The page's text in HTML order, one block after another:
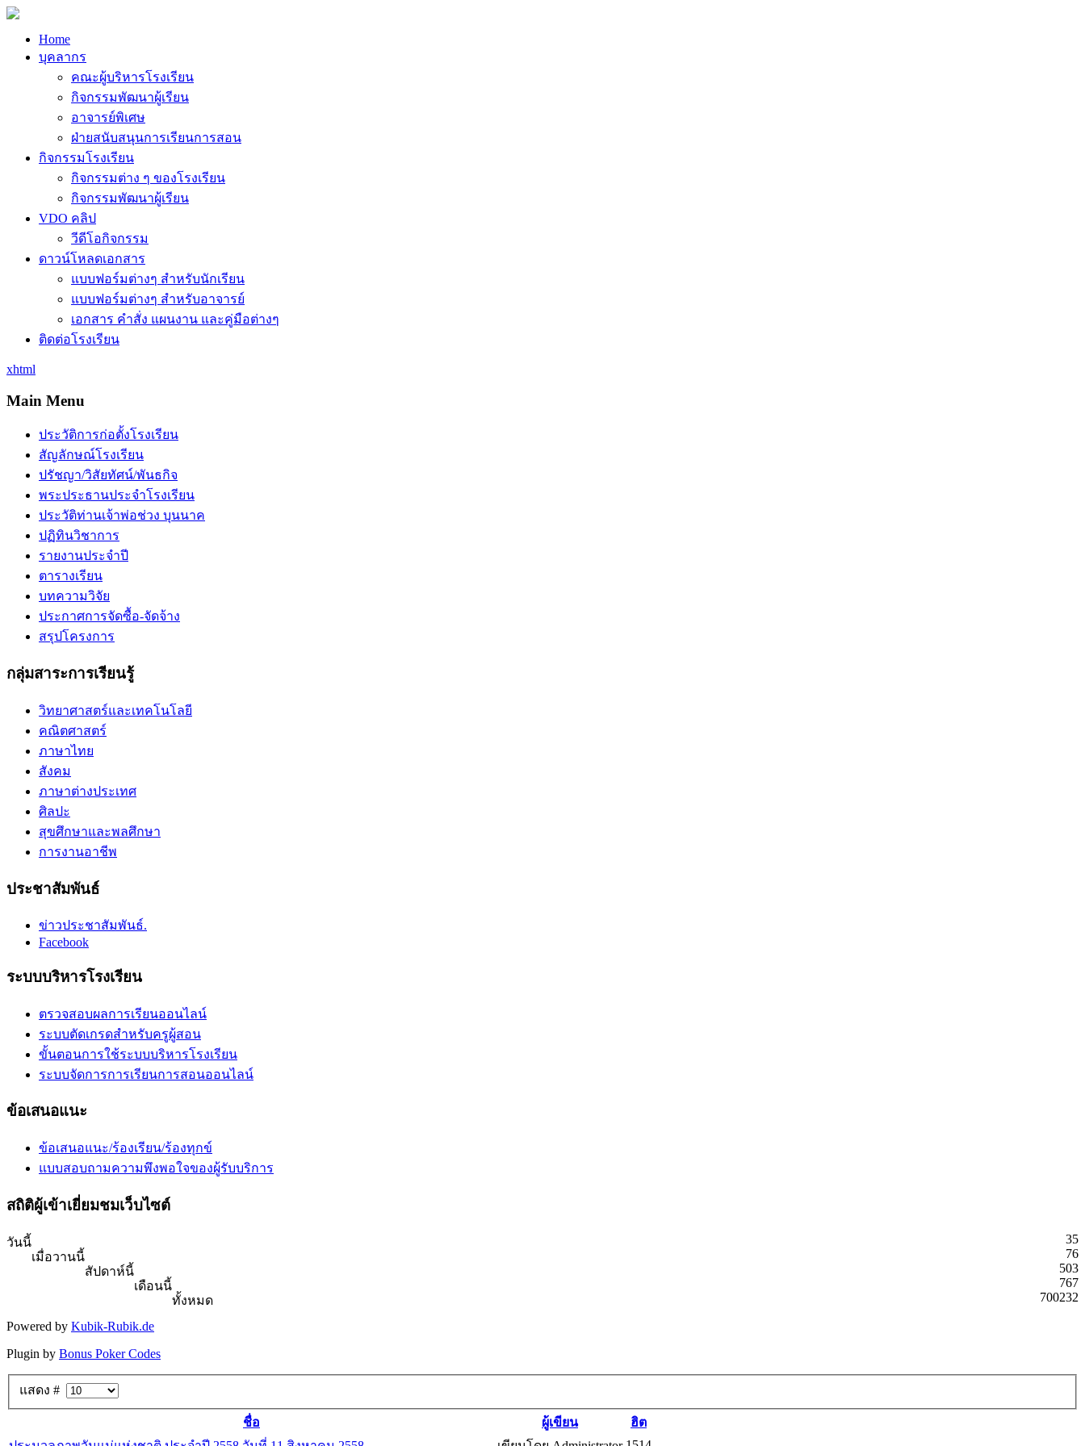
Home
บุคลากร
คณะผู้บริหารโรงเรียน
กิจกรรมพัฒนาผู้เรียน
อาจารย์พิเศษ
ฝ่ายสนับสนุนการเรียนการสอน
กิจกรรมโรงเรียน
กิจกรรมต่าง ๆ ของโรงเรียน
กิจกรรมพัฒนาผู้เรียน
VDO คลิป
วีดีโอกิจกรรม
ดาวน์โหลดเอกสาร
แบบฟอร์มต่างๆ สำหรับนักเรียน
แบบฟอร์มต่างๆ สำหรับอาจารย์
เอกสาร คำสั่ง แผนงาน และคู่มือต่างๆ
ติดต่อโรงเรียน
xhtml
Main Menu
ประวัติการก่อตั้งโรงเรียน
สัญลักษณ์โรงเรียน
ปรัชญา/วิสัยทัศน์/พันธกิจ
พระประธานประจำโรงเรียน
ประวัติท่านเจ้าพ่อช่วง บุนนาค
ปฏิทินวิชาการ
รายงานประจำปี
ตารางเรียน
บทความวิจัย
ประกาศการจัดซื้อ-จัดจ้าง
สรุปโครงการ
กลุ่มสาระการเรียนรู้
วิทยาศาสตร์และเทคโนโลยี
คณิตศาสตร์
ภาษาไทย
สังคม
ภาษาต่างประเทศ
ศิลปะ
สุขศึกษาและพลศึกษา
การงานอาชีพ
ประชาสัมพันธ์
ข่าวประชาสัมพันธ์.
Facebook
ระบบบริหารโรงเรียน
ตรวจสอบผลการเรียนออนไลน์
ระบบตัดเกรดสำหรับครูผู้สอน
ขั้นตอนการใช้ระบบบริหารโรงเรียน
ระบบจัดการการเรียนการสอนออนไลน์
ข้อเสนอแนะ
ข้อเสนอแนะ/ร้องเรียน/ร้องทุกข์
แบบสอบถามความพึงพอใจของผู้รับบริการ
สถิติผู้เข้าเยี่ยมชมเว็บไซต์
วันนี้
35
เมื่อวานนี้
76
สัปดาห์นี้
503
เดือนนี้
767
ทั้งหมด
700232
Powered by Kubik-Rubik.de
Plugin by Bonus Poker Codes
แสดง #
ชื่อ ผู้เขียน
ฮิต